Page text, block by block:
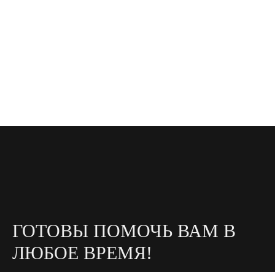
ГОТОВЫ ПОМОЧЬ ВАМ В
ЛЮБОЕ ВРЕМЯ!